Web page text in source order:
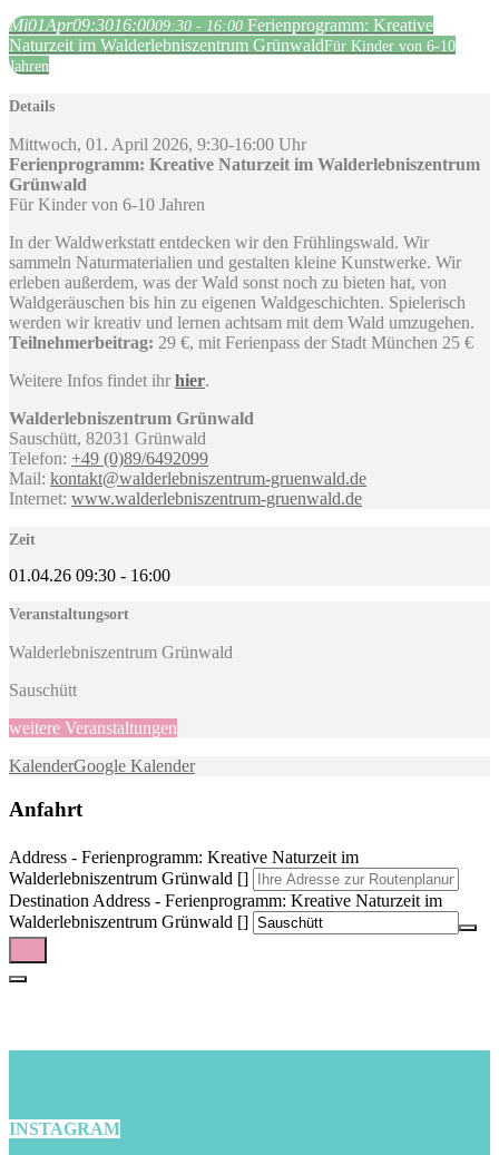
Mi01Apr09:3016:0009:30 - 16:00 Ferienprogramm: Kreative
Naturzeit im Walderlebniszentrum GrünwaldFür Kinder von 6-10
Jahren
Details
Mittwoch, 01. April 2026, 9:30-16:00 Uhr
Ferienprogramm: Kreative Naturzeit im Walderlebniszentrum
Grünwald
Für Kinder von 6-10 Jahren
In der Waldwerkstatt entdecken wir den Frühlingswald. Wir
sammeln Naturmaterialien und gestalten kleine Kunstwerke. Wir
erleben außerdem, was der Wald sonst noch zu bieten hat, von
Waldgeräuschen bis hin zu eigenen Waldgeschichten. Spielerisch
werden wir kreativ und lernen achtsam mit dem Wald umzugehen.
Teilnehmerbeitrag: 29 €, mit Ferienpass der Stadt München 25 €
Weitere Infos findet ihr hier.
Walderlebniszentrum Grünwald
Sauschütt, 82031 Grünwald
Telefon: +49 (0)89/6492099
Mail: kontakt@walderlebniszentrum-gruenwald.de
Internet: www.walderlebniszentrum-gruenwald.de
Zeit
01.04.26 09:30 - 16:00
Veranstaltungsort
Walderlebniszentrum Grünwald
Sauschütt
weitere Veranstaltungen
KalenderGoogle Kalender
Anfahrt
Address - Ferienprogramm: Kreative Naturzeit im
Walderlebniszentrum Grünwald []
Destination Address - Ferienprogramm: Kreative Naturzeit im
Walderlebniszentrum Grünwald []
INSTAGRAM